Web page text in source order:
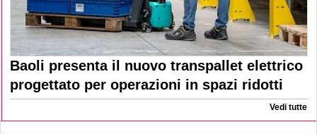
Baoli presenta il nuovo transpallet elettrico
progettato per operazioni in spazi ridotti
Vedi tutte